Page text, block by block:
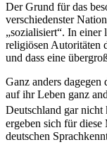
Der Grund für das
verschiedenster
„sozialisiert“. In
religiösen Autoritäten
und dass eine
Ganz anders
auf ihr Leben ganz
Deutschland gar nicht
ergeben sich für
deutschen